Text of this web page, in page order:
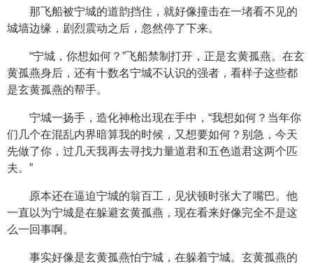
那飞船被宁城的道韵挡住，就好像撞击在一堵看不见的
城墙边缘，剧烈震动之后，忽然停了下来。
“宁城，你想如何？”飞船禁制打开，正是玄黄孤燕。在玄
黄孤燕身后，还有十数名宁城不认识的强者，看样子这些都
是玄黄孤燕的帮手。
宁城一扬手，造化神枪出现在手中，“我想如何？当年你
们几个在混乱内界暗算我的时候，又想要如何？别急，今天
先做了你，过几天我再去寻找力量道君和五色道君这两个匹
夫。”
原本还在逼迫宁城的翁百工，见状顿时张大了嘴巴。他
一直以为宁城是在躲避玄黄孤燕，现在看来好像完全不是这
么一回事啊。
事实好像是玄黄孤燕怕宁城，在躲着宁城。玄黄孤燕的